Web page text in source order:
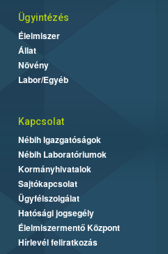
Ügyintézés
Élelmiszer
Állat
Növény
Labor/Egyéb
Kapcsolat
Nébih Igazgatóságok
Nébih Laboratóriumok
Kormányhivatalok
Sajtókapcsolat
Ügyfélszolgálat
Hatósági jogsegély
Élelmiszermentő Központ
Hírlevél feliratkozás